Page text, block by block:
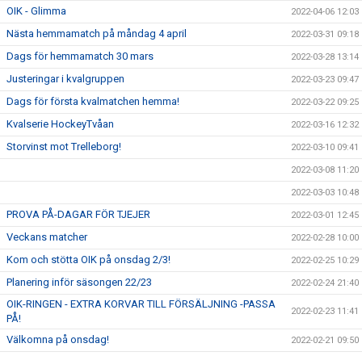
OIK - Glimma 2022-04-06 12:03
Nästa hemmamatch på måndag 4 april 2022-03-31 09:18
Dags för hemmamatch 30 mars 2022-03-28 13:14
Justeringar i kvalgruppen 2022-03-23 09:47
Dags för första kvalmatchen hemma! 2022-03-22 09:25
Kvalserie HockeyTvåan 2022-03-16 12:32
Storvinst mot Trelleborg! 2022-03-10 09:41
2022-03-08 11:20
2022-03-03 10:48
PROVA PÅ-DAGAR FÖR TJEJER 2022-03-01 12:45
Veckans matcher 2022-02-28 10:00
Kom och stötta OIK på onsdag 2/3! 2022-02-25 10:29
Planering inför säsongen 22/23 2022-02-24 21:40
OIK-RINGEN - EXTRA KORVAR TILL FÖRSÄLJNING -PASSA
PÅ!
2022-02-23 11:41
Välkomna på onsdag! 2022-02-21 09:50